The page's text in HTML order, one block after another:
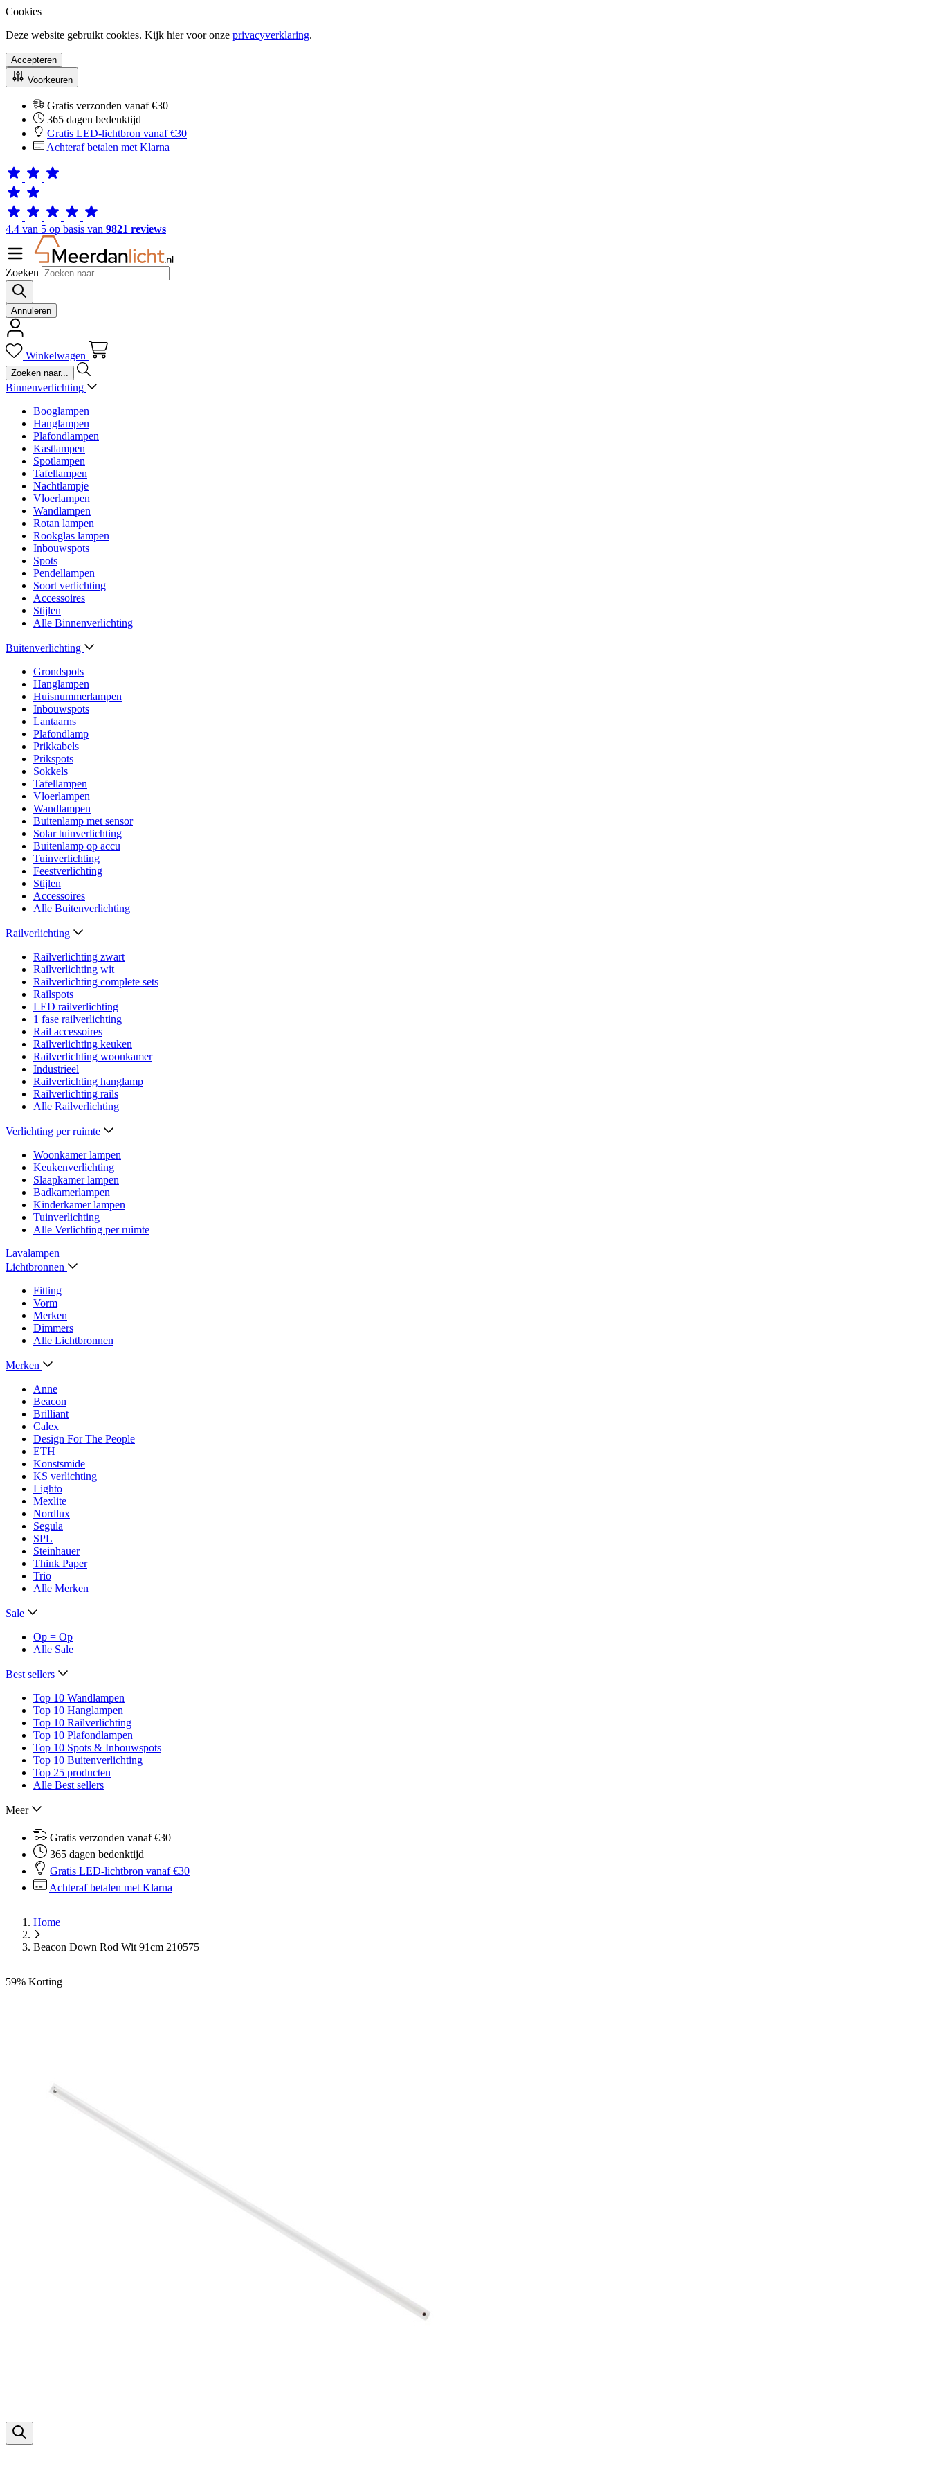
Cookies
Deze website gebruikt cookies. Kijk hier voor onze privacyverklaring.
Accepteren
Voorkeuren
Gratis verzonden vanaf €30
365 dagen bedenktijd
Gratis LED-lichtbron vanaf €30
Achteraf betalen met Klarna
4.4 van 5 op basis van 9821 reviews
Zoeken
Annuleren
Winkelwagen
Binnenverlichting
Booglampen
Hanglampen
Plafondlampen
Kastlampen
Spotlampen
Tafellampen
Nachtlampje
Vloerlampen
Wandlampen
Rotan lampen
Rookglas lampen
Inbouwspots
Spots
Pendellampen
Soort verlichting
Accessoires
Stijlen
Alle Binnenverlichting
Buitenverlichting
Grondspots
Hanglampen
Huisnummerlampen
Inbouwspots
Lantaarns
Plafondlamp
Prikkabels
Prikspots
Sokkels
Tafellampen
Vloerlampen
Wandlampen
Buitenlamp met sensor
Solar tuinverlichting
Buitenlamp op accu
Tuinverlichting
Feestverlichting
Stijlen
Accessoires
Alle Buitenverlichting
Railverlichting
Railverlichting zwart
Railverlichting wit
Railverlichting complete sets
Railspots
LED railverlichting
1 fase railverlichting
Rail accessoires
Railverlichting keuken
Railverlichting woonkamer
Industrieel
Railverlichting hanglamp
Railverlichting rails
Alle Railverlichting
Verlichting per ruimte
Woonkamer lampen
Keukenverlichting
Slaapkamer lampen
Badkamerlampen
Kinderkamer lampen
Tuinverlichting
Alle Verlichting per ruimte
Lavalampen
Lichtbronnen
Fitting
Vorm
Merken
Dimmers
Alle Lichtbronnen
Merken
Anne
Beacon
Brilliant
Calex
Design For The People
ETH
Konstsmide
KS verlichting
Lighto
Mexlite
Nordlux
Segula
SPL
Steinhauer
Think Paper
Trio
Alle Merken
Sale
Op = Op
Alle Sale
Best sellers
Top 10 Wandlampen
Top 10 Hanglampen
Top 10 Railverlichting
Top 10 Plafondlampen
Top 10 Spots & Inbouwspots
Top 10 Buitenverlichting
Top 25 producten
Alle Best sellers
Meer
Gratis verzonden vanaf €30
365 dagen bedenktijd
Gratis LED-lichtbron vanaf €30
Achteraf betalen met Klarna
Home
Beacon Down Rod Wit 91cm 210575
59% Korting